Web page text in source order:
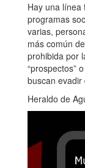
Hay una línea
programas
varias,
más común
prohibida por
“prospectos”
buscan
Heraldo de